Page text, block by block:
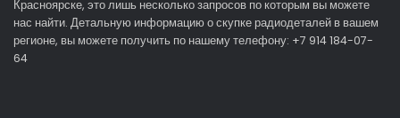
Красноярске, это лишь несколько запросов по которым вы можете
нас найти. Детальную информацию о скупке радиодеталей в вашем
регионе, вы можете получить по нашему телефону: +7 914 184-07-
64